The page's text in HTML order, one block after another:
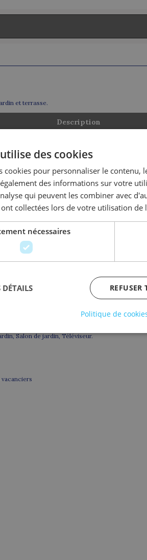
et terrasse.
Description
1 lit double, 1 douche
1 lit simple, 1 lit superposé
1 lit double, 1 douche
1 WC
1 lit double, 1 douche
Salon de jardin, Téléviseur.
des cookies
cookies pour personnaliser le contenu,
des informations sur votre
qui peuvent les combiner avec
collectées lors de votre utilisation de
nécessaires
REFUSER
DÉTAILS
Politique de